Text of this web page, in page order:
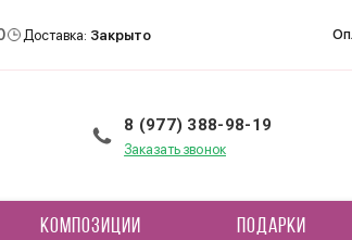
Доставка: Закрыто
8 (977) 388-98-19
Заказать звонок
КОМПОЗИЦИИ ПОДАРКИ